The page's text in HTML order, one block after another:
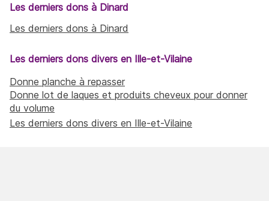
Les derniers dons à Dinard
Les derniers dons à Dinard
Les derniers dons divers en Ille-et-Vilaine
Donne planche à repasser
Donne lot de laques et produits cheveux pour donner
du volume
Les derniers dons divers en Ille-et-Vilaine